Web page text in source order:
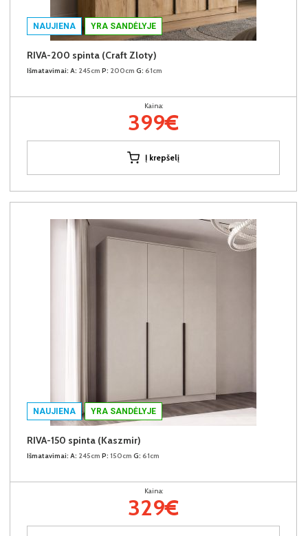
NAUJIENA YRA SANDĖLYJE
RIVA-200 spinta (Craft Zloty)
Išmatavimai: A: 245cm P: 200cm G: 61cm
Kaina:
399€
Į krepšelį
NAUJIENA YRA SANDĖLYJE
RIVA-150 spinta (Kaszmir)
Išmatavimai: A: 245cm P: 150cm G: 61cm
Kaina:
329€